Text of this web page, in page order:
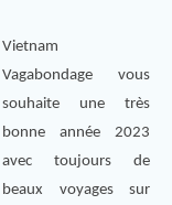
Vietnam
Vagabondage vous
souhaite une très
bonne année 2023
avec toujours de
beaux voyages sur